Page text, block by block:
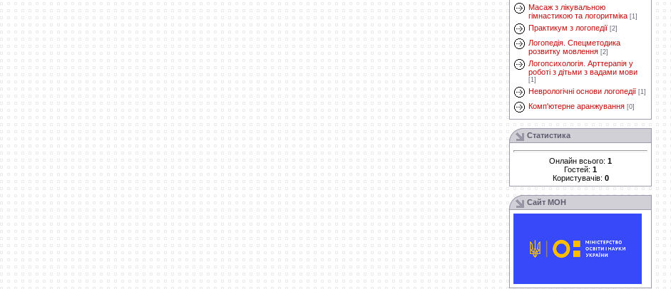
Масаж з лікувальною
гімнастикою та логоритміка [1]
Практикум з логопедії [2]
Логопедія. Спецметодика
розвитку мовлення [2]
Логопсихологія. Арттерапія у
роботі з дітьми з вадами мови
[1]
Неврологічні основи логопедії [1]
Комп'ютерне аранжування [0]
Статистика
Онлайн всього: 1
Гостей: 1
Користувачів: 0
Сайт МОН